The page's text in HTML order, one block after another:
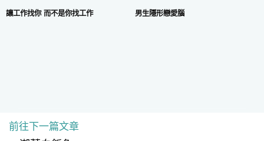
讓工作找你 而不是你找工作 男生隱形戀愛腦
前往下一篇文章COPYRIGHT © 2024 MARS DIGITAL LIMITED.